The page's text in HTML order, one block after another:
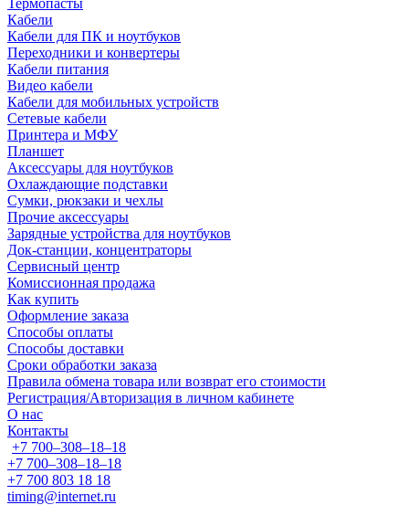
Термопасты
Кабели
Кабели для ПК и ноутбуков
Переходники и конвертеры
Кабели питания
Видео кабели
Кабели для мобильных устройств
Сетевые кабели
Принтера и МФУ
Планшет
Аксессуары для ноутбуков
Охлаждающие подставки
Сумки, рюкзаки и чехлы
Прочие аксессуары
Зарядные устройства для ноутбуков
Док-станции, концентраторы
Сервисный центр
Комиссионная продажа
Как купить
Оформление заказа
Способы оплаты
Способы доставки
Сроки обработки заказа
Правила обмена товара или возврат его стоимости
Регистрация/Авторизация в личном кабинете
О нас
Контакты
+7 700‒308‒18‒18
+7 700‒308‒18‒18
+7 700 803 18 18
timing@internet.ru